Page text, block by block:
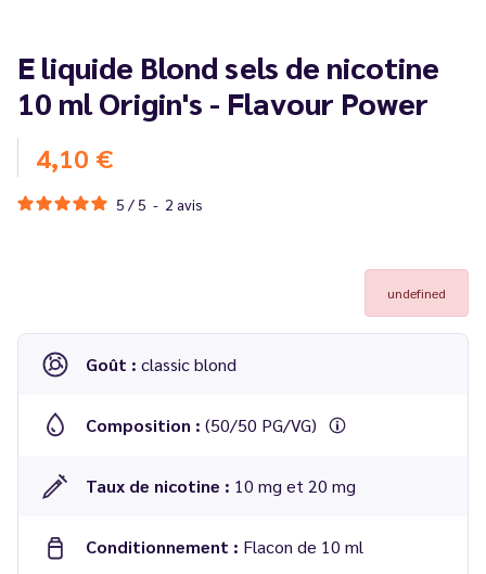
E liquide Blond sels de nicotine
10 ml Origin's - Flavour Power
4,10 €
5 / 5 - 2 avis
undefined
Goût : classic blond
Composition : (50/50 PG/VG)
Taux de nicotine : 10 mg et 20 mg
Conditionnement : Flacon de 10 ml